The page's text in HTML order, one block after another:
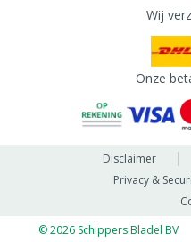
Wij
Onze
Disclaimer
Privacy &
© 2026 Schippers Bladel BV